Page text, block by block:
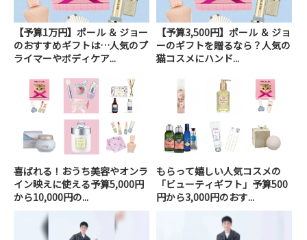
【予算1万円】ポール ＆ ジョー
のおすすめギフトは…人気のプ
ライマーやボディケア...
【予算3,500円】ポール ＆ ジョ
ーのギフトを贈るなら？人気の
猫コスメにハンド...
喜ばれる！おうち美容やオンラ
イン映えに使える予算5,000円
から10,000円の...
もらって嬉しい人気コスメの
「ビューティギフト」予算500
円から3,000円のおす...